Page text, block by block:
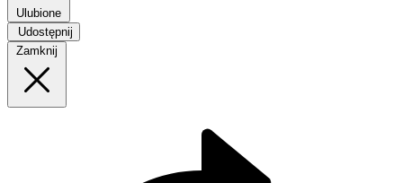
Ulubione
Udostępnij
Zamknij